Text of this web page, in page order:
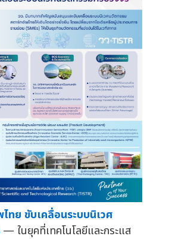
ทย ขับเคลื่อนระบบนิเวศ
— ในยุคที่เทคโนโลยีและกระแส